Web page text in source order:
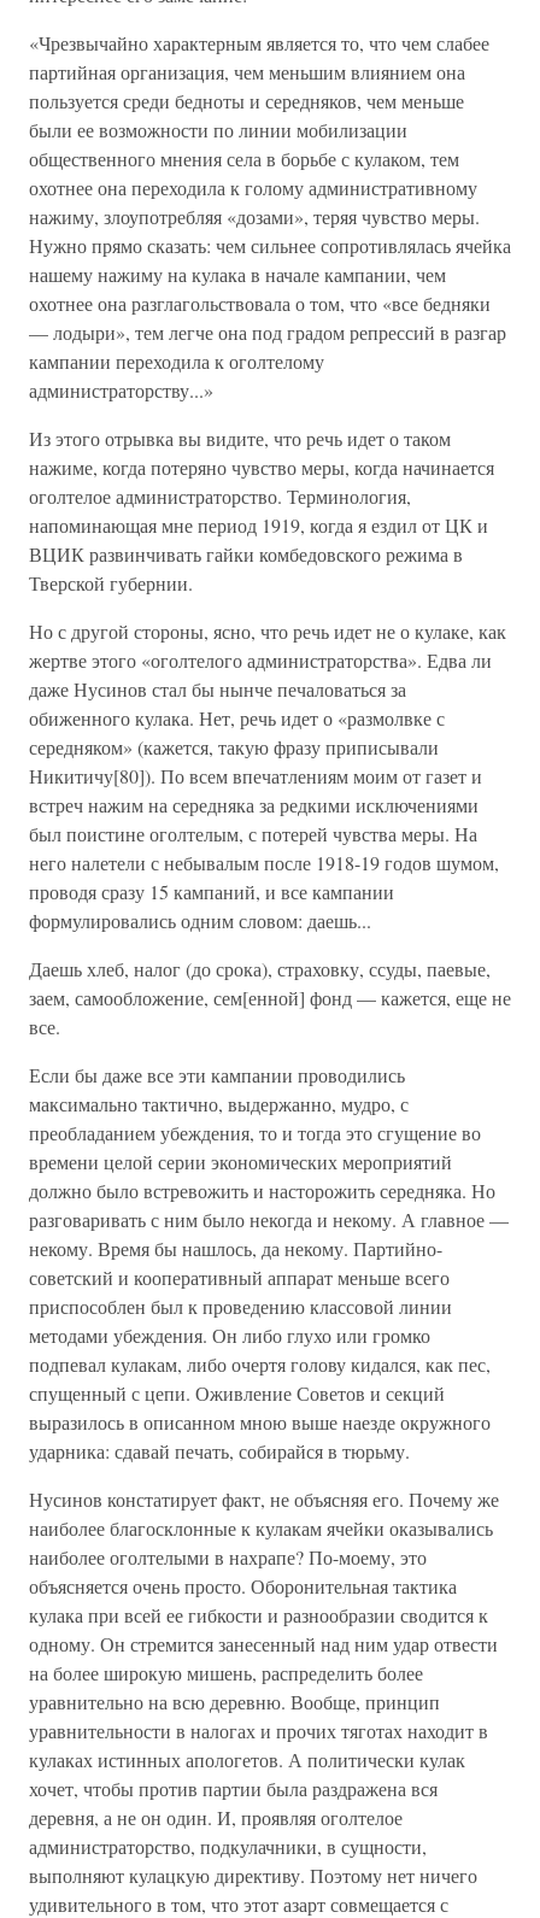
«Чрезвычайно характерным является то, что чем слабее
партийная организация, чем меньшим влиянием она
пользуется среди бедноты и середняков, чем меньше
были ее возможности по линии мобилизации
общественного мнения села в борьбе с кулаком, тем
охотнее она переходила к голому административному
нажиму, злоупотребляя «дозами», теряя чувство меры.
Нужно прямо сказать: чем сильнее сопротивлялась ячейка
нашему нажиму на кулака в начале кампании, чем
охотнее она разглагольствовала о том, что «все бедняки
— лодыри», тем легче она под градом репрессий в разгар
кампании переходила к оголтелому
администраторству...»
Из этого отрывка вы видите, что речь идет о таком
нажиме, когда потеряно чувство меры, когда начинается
оголтелое администраторство. Терминология,
напоминающая мне период 1919, когда я ездил от ЦК и
ВЦИК развинчивать гайки комбедовского режима в
Тверской губернии.
Но с другой стороны, ясно, что речь идет не о кулаке, как
жертве этого «оголтелого администраторства». Едва ли
даже Нусинов стал бы нынче печаловаться за
обиженного кулака. Нет, речь идет о «размолвке с
середняком» (кажется, такую фразу приписывали
Никитичу[80]). По всем впечатлениям моим от газет и
встреч нажим на середняка за редкими исключениями
был поистине оголтелым, с потерей чувства меры. На
него налетели с небывалым после 1918-19 годов шумом,
проводя сразу 15 кампаний, и все кампании
формулировались одним словом: даешь...
Даешь хлеб, налог (до срока), страховку, ссуды, паевые,
заем, самообложение, сем[енной] фонд — кажется, еще не
все.
Если бы даже все эти кампании проводились
максимально тактично, выдержанно, мудро, с
преобладанием убеждения, то и тогда это сгущение во
времени целой серии экономических мероприятий
должно было встревожить и насторожить середняка. Но
разговаривать с ним было некогда и некому. А главное —
некому. Время бы нашлось, да некому. Партийно-
советский и кооперативный аппарат меньше всего
приспособлен был к проведению классовой линии
методами убеждения. Он либо глухо или громко
подпевал кулакам, либо очертя голову кидался, как пес,
спущенный с цепи. Оживление Советов и секций
выразилось в описанном мною выше наезде окружного
ударника: сдавай печать, собирайся в тюрьму.
Нусинов констатирует факт, не объясняя его. Почему же
наиболее благосклонные к кулакам ячейки оказывались
наиболее оголтелыми в нахрапе? По-моему, это
объясняется очень просто. Оборонительная тактика
кулака при всей ее гибкости и разнообразии сводится к
одному. Он стремится занесенный над ним удар отвести
на более широкую мишень, распределить более
уравнительно на всю деревню. Вообще, принцип
уравнительности в налогах и прочих тяготах находит в
кулаках истинных апологетов. А политически кулак
хочет, чтобы против партии была раздражена вся
деревня, а не он один. И, проявляя оголтелое
администраторство, подкулачники, в сущности,
выполняют кулацкую директиву. Поэтому нет ничего
удивительного в том, что этот азарт совмещается с